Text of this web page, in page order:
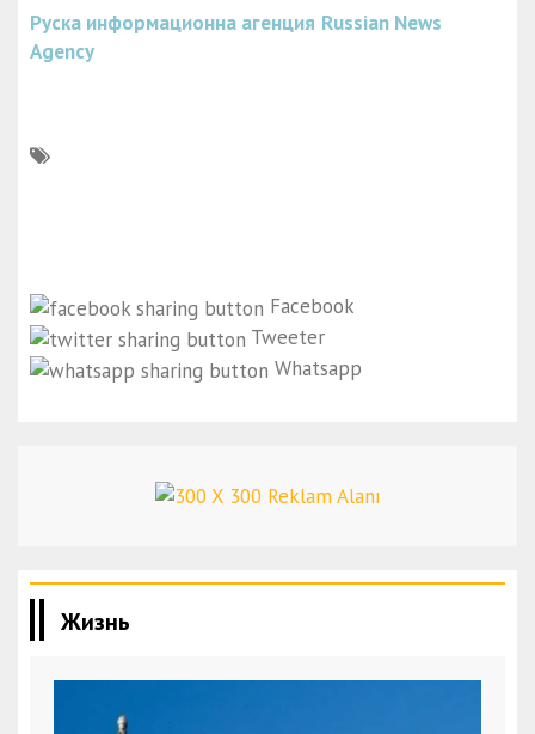
Руска информационна агенция Russian News
Agency
Facebook
Tweeter
Whatsapp
Жизнь